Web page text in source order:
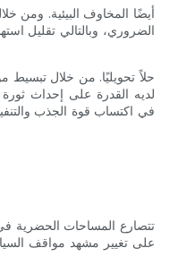
الضروري، وبالتالي تقليل
تتصارع المساحات الحضرية